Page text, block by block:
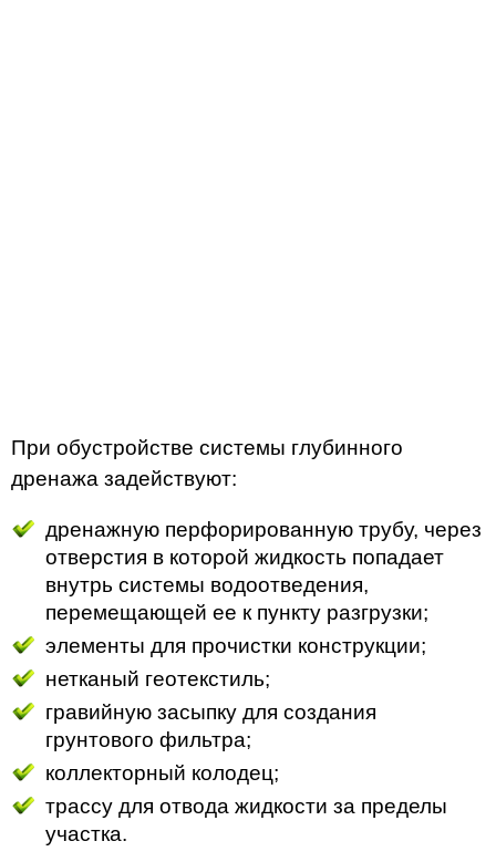
При обустройстве системы глубинного
дренажа задействуют:
дренажную перфорированную трубу, через
отверстия в которой жидкость попадает
внутрь системы водоотведения,
перемещающей ее к пункту разгрузки;
элементы для прочистки конструкции;
нетканый геотекстиль;
гравийную засыпку для создания
грунтового фильтра;
коллекторный колодец;
трассу для отвода жидкости за пределы
участка.